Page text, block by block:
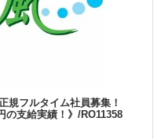
規フルタイム社員募集！
の支給実績！》/RO11358